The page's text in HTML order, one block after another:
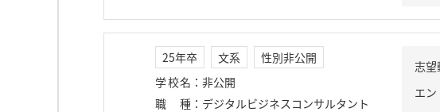
25年卒 文系
性別非公開
学校名 ： 非公開
職種 ： デジタルビジネスコンサルタント
志望
エン